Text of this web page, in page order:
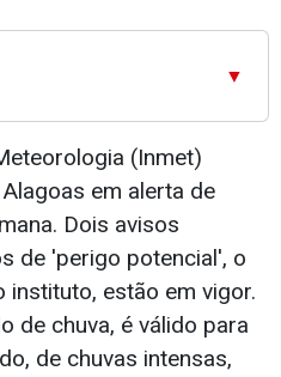
▼
(Inmet)
em alerta de
Dois avisos
de 'perigo potencial', o
estão em vigor.
de chuva, é válido para
de chuvas intensas,